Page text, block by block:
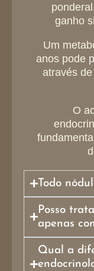
ganho
Um
anos pode
através
O
Todo
Posso
apenas
Qual a